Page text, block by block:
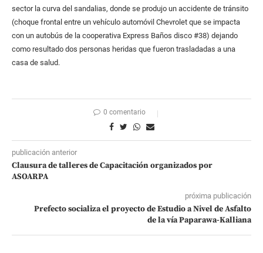
sector la curva del sandalias, donde se produjo un accidente de tránsito
(choque frontal entre un vehículo automóvil Chevrolet que se impacta
con un autobús de la cooperativa Express Baños disco #38) dejando
como resultado dos personas heridas que fueron trasladadas a una
casa de salud.
0 comentario
publicación anterior
Clausura de talleres de Capacitación organizados por
ASOARPA
próxima publicación
Prefecto socializa el proyecto de Estudio a Nivel de Asfalto
de la vía Paparawa-Kalliana